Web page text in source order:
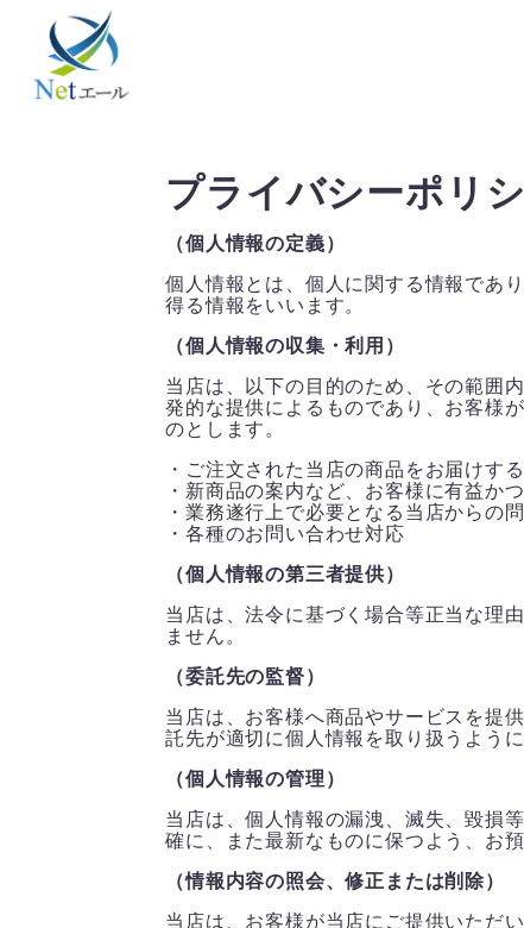
プライバシーポリ
（個人情報の定義）
個人情報とは、個人に関する情報であ
得る情報をいいます。
（個人情報の収集・利用）
当店は、以下の目的のため、その範囲
発的な提供によるものであり、お客様
のとします。
・ご注文された当店の商品をお届けす
・新商品の案内など、お客様に有益か
・業務遂行上で必要となる当店からの
・各種のお問い合わせ対応
（個人情報の第三者提供）
当店は、法令に基づく場合等正当な理
ません。
（委託先の監督）
当店は、お客様へ商品やサービスを提
託先が適切に個人情報を取り扱うよう
（個人情報の管理）
当店は、個人情報の漏洩、滅失、毀損
確に、また最新なものに保つよう、お
（情報内容の照会、修正または削除）
当店は、お客様が当店にご提供いただ